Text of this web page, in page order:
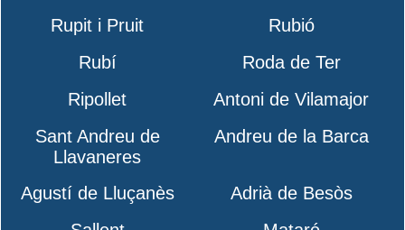
Rupit i Pruit
Rubió
Rubí
Roda de Ter
Ripollet
Antoni de Vilamajor
Sant Andreu de
Llavaneres
Andreu de la Barca
Agustí de Lluçanès
Adrià de Besòs